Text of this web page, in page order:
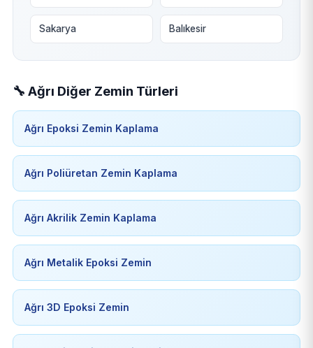
Sakarya Balıkesir
🔧 Ağrı Diğer Zemin Türleri
Ağrı Epoksi Zemin Kaplama
Ağrı Poliüretan Zemin Kaplama
Ağrı Akrilik Zemin Kaplama
Ağrı Metalik Epoksi Zemin
Ağrı 3D Epoksi Zemin